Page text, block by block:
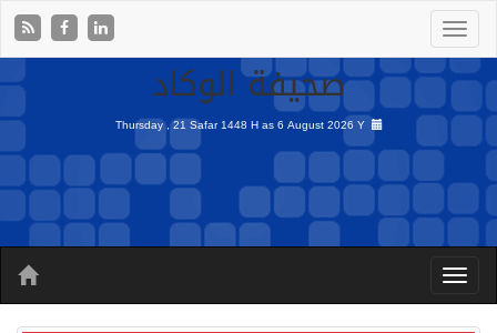
صحيفة الوكاد
Thursday , 21 Safar 1448 H as6 August 2026 Y